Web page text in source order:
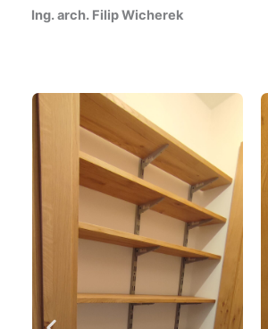
Ing. arch. Filip Wicherek